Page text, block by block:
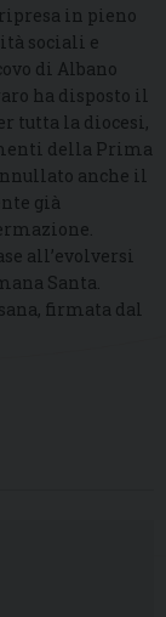
in pieno
sociali e
di Albano
ha disposto il
tutta la diocesi,
della Prima
anche il
già
all’evolversi
Santa.
firmata dal